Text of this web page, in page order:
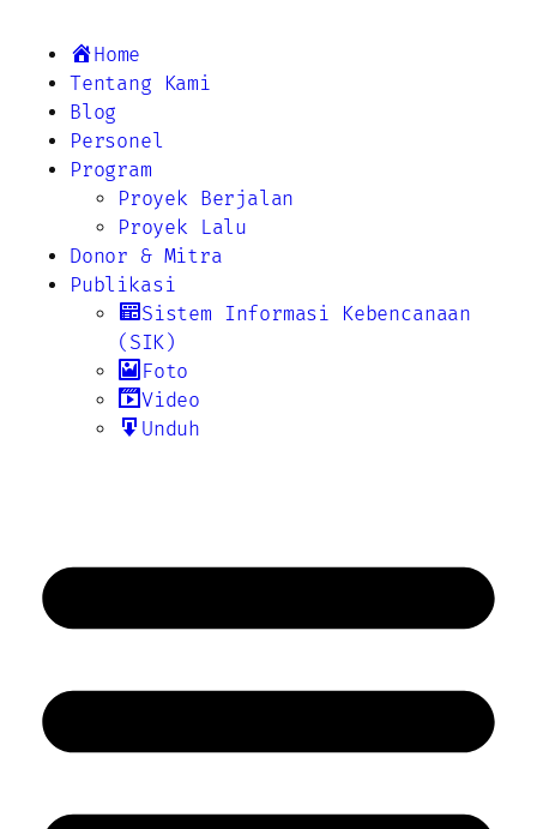
Home
Tentang Kami
Blog
Personel
Program
Proyek Berjalan
Proyek Lalu
Donor & Mitra
Publikasi
Sistem Informasi Kebencanaan
(SIK)
Foto
Video
Unduh